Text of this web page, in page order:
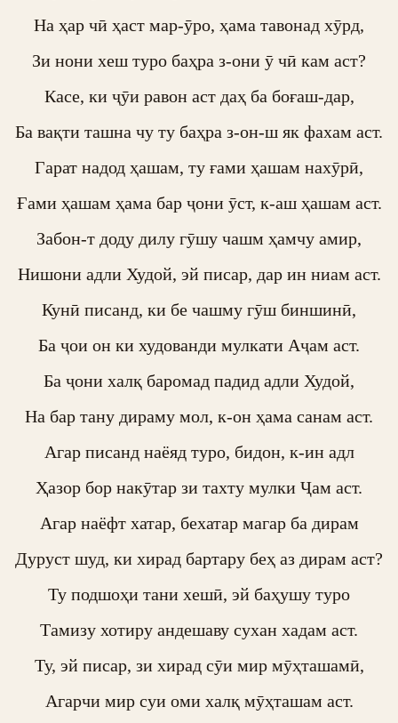
На ҳар чӣ ҳаст мар-ӯро, ҳама тавонад хӯрд,
Зи нони хеш туро баҳра з-они ӯ чӣ кам аст?
Касе, ки ҷӯи равон аст даҳ ба боғаш-дар,
Ба вақти ташна чу ту баҳра з-он-ш як фахам аст.
Гарат надод ҳашам, ту ғами ҳашам нахӯрӣ,
Ғами ҳашам ҳама бар ҷони ӯст, к-аш ҳашам аст.
Забон-т доду дилу гӯшу чашм ҳамчу амир,
Нишони адли Худой, эй писар, дар ин ниам аст.
Кунӣ писанд, ки бе чашму гӯш биншинӣ,
Ба ҷои он ки худованди мулкати Аҷам аст.
Ба ҷони халқ баромад падид адли Худой,
На бар тану дираму мол, к-он ҳама санам аст.
Агар писанд наёяд туро, бидон, к-ин адл
Ҳазор бор накӯтар зи тахту мулки Ҷам аст.
Агар наёфт хатар, бехатар магар ба дирам
Дуруст шуд, ки хирад бартару беҳ аз дирам аст?
Ту подшоҳи тани хешӣ, эй баҳушу туро
Тамизу хотиру андешаву сухан хадам аст.
Ту, эй писар, зи хирад сӯи мир мӯҳташамӣ,
Агарчи мир суи оми халқ мӯҳташам аст.